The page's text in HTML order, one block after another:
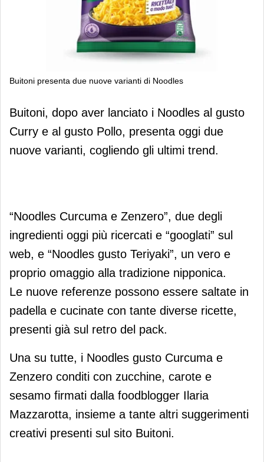
Buitoni presenta due nuove varianti di Noodles
Buitoni presenta due nuove varianti
di Noodles
Buitoni, dopo aver lanciato i Noodles al gusto
Curry e al gusto Pollo, presenta oggi due
nuove varianti, cogliendo gli ultimi trend.
“Noodles Curcuma e Zenzero”, due degli
ingredienti oggi più ricercati e “googlati” sul
web, e “Noodles gusto Teriyaki”, un vero e
proprio omaggio alla tradizione nipponica.
Le nuove referenze possono essere saltate in
padella e cucinate con tante diverse ricette,
presenti già sul retro del pack.
Una su tutte, i Noodles gusto Curcuma e
Zenzero conditi con zucchine, carote e
sesamo firmati dalla foodblogger Ilaria
Mazzarotta, insieme a tante altri suggerimenti
creativi presenti sul sito Buitoni.